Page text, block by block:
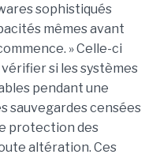
sophistiqués
mêmes avant
» Celle-ci
si les systèmes
pendant une
sauvegardes censées
protection des
altération. Ces